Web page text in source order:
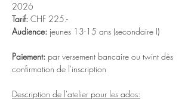
2026
Tarif: CHF 225.-
Audience: jeunes 13-15 ans (secondaire I)
Paiement: par versement bancaire ou twint dès
confirmation de l'inscription
Description de l'atelier pour les ados: